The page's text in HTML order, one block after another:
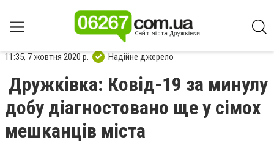
11:35, 7 жовтня 2020 р. Надійне джерело
Дружківка: Ковід-19 за минулу
добу діагностовано ще у сімох
мешканців міста